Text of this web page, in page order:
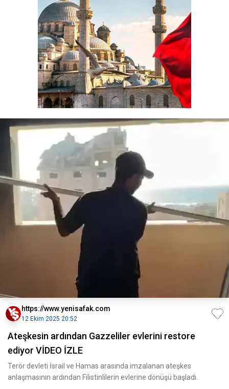
https://www.yenisafak.com
12 Ekim 2025 20:52
Ateşkesin ardından Gazzeliler evlerini restore
ediyor VİDEO İZLE
Terör devleti İsrail ve Hamas arasında imzalanan ateşkes
anlaşmasının ardından Filistinlilerin evlerine dönüşü başladı.